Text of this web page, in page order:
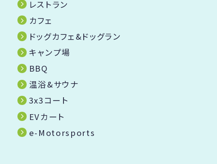
レストラン
カフェ
ドッグカフェ&ドッグラン
キャンプ場
BBQ
温浴&サウナ
3x3コート
EVカート
e-Motorsports